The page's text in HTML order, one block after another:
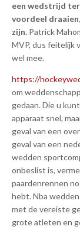
een wedstrijd
voordeel
zijn. Patrick
MVP, dus feitelijk
wel mee.
https://
om
gedaan. Die u
apparaat snel,
geval van een
geval van een
wedden
onbeslist is,
paardenrennen
hebt. Nba
met de vereiste
grote atleten en